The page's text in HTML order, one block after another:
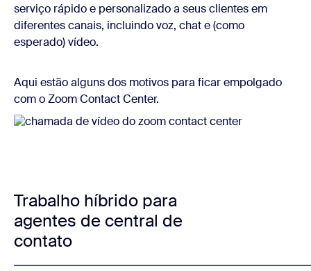
serviço rápido e personalizado a seus clientes em
diferentes canais, incluindo voz, chat e (como
esperado) vídeo.
Aqui estão alguns dos motivos para ficar empolgado
com o Zoom Contact Center.
Trabalho híbrido para
agentes de central de
contato